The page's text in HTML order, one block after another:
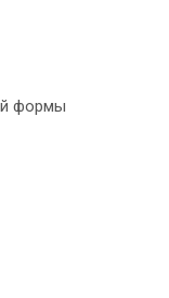
формы